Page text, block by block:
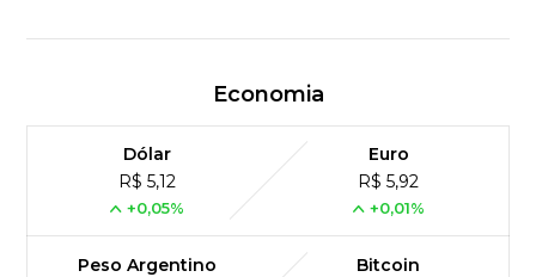
Economia
Dólar
R$ 5,12
+0,05%
Euro
R$ 5,92
+0,01%
Peso Argentino
Bitcoin